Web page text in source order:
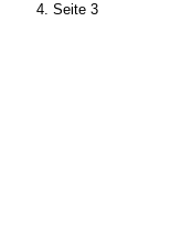
Seite 3